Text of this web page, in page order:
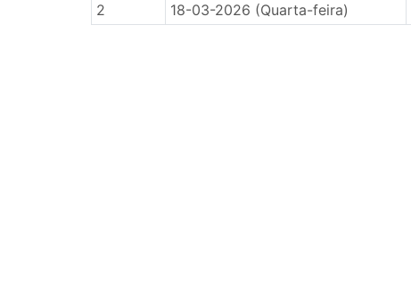
2
18-03-2026 (Quarta-feira)